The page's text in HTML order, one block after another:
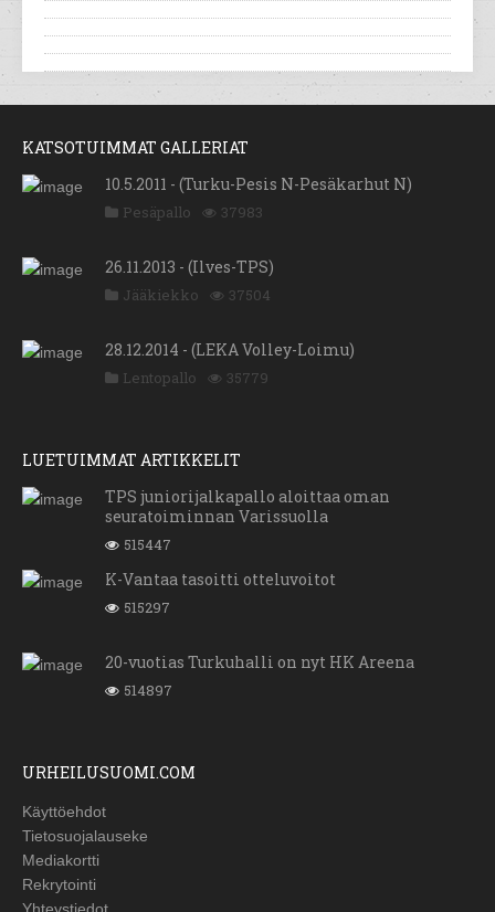
KATSOTUIMMAT GALLERIAT
10.5.2011 - (Turku-Pesis N-Pesäkarhut N)
Pesäpallo 37983
26.11.2013 - (Ilves-TPS)
Jääkiekko 37504
28.12.2014 - (LEKA Volley-Loimu)
Lentopallo 35779
LUETUIMMAT ARTIKKELIT
TPS juniorijalkapallo aloittaa oman
seuratoiminnan Varissuolla
515447
K-Vantaa tasoitti otteluvoitot
515297
20-vuotias Turkuhalli on nyt HK Areena
514897
URHEILUSUOMI.COM
Käyttöehdot
Tietosuojalauseke
Mediakortti
Rekrytointi
Yhteystiedot